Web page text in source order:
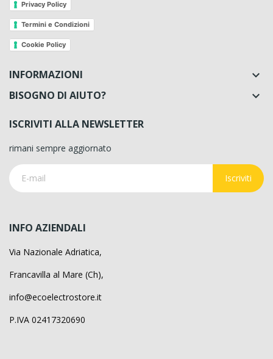
Privacy Policy
Termini e Condizioni
Cookie Policy
INFORMAZIONI 
BISOGNO DI AIUTO? 
ISCRIVITI ALLA NEWSLETTER
rimani sempre aggiornato
Iscriviti
INFO AZIENDALI
Via Nazionale Adriatica,
Francavilla al Mare (Ch),
info@ecoelectrostore.it
P.IVA 02417320690